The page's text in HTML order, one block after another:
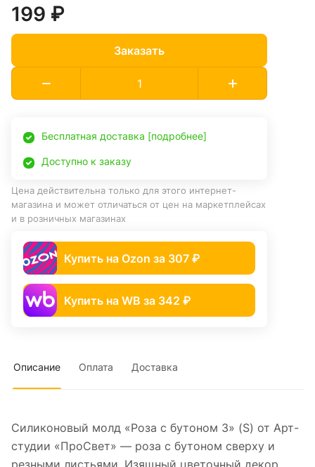
199 ₽
Заказать
Бесплатная доставка [подробнее]
Доступно к заказу
Цена действительна только для этого интернет-
магазина и может отличаться от цен на маркетплейсах
и в розничных магазинах
Купить на Ozon за 307 ₽
Купить на WB за 342 ₽
Описание Оплата Доставка
Силиконовый молд «Роза с бутоном 3» (S) от Арт-
студии «ПроСвет» — роза с бутоном сверху и